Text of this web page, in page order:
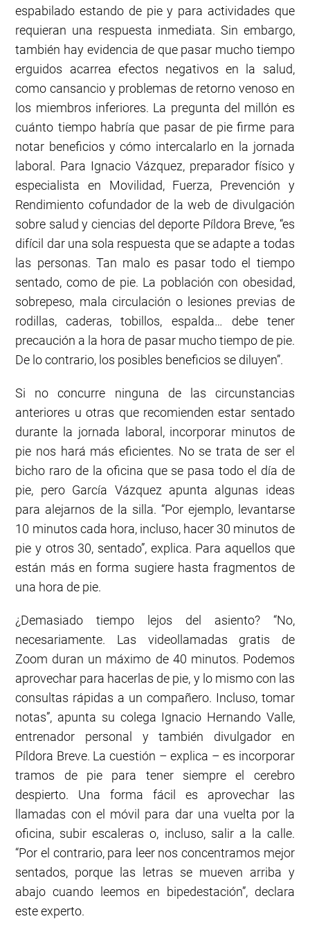
espabilado estando de pie y para actividades que
requieran una respuesta inmediata. Sin embargo,
también hay evidencia de que pasar mucho tiempo
erguidos acarrea efectos negativos en la salud,
como cansancio y problemas de retorno venoso en
los miembros inferiores. La pregunta del millón es
cuánto tiempo habría que pasar de pie firme para
notar beneficios y cómo intercalarlo en la jornada
laboral. Para Ignacio Vázquez, preparador físico y
especialista en Movilidad, Fuerza, Prevención y
Rendimiento cofundador de la web de divulgación
sobre salud y ciencias del deporte Píldora Breve, “es
difícil dar una sola respuesta que se adapte a todas
las personas. Tan malo es pasar todo el tiempo
sentado, como de pie. La población con obesidad,
sobrepeso, mala circulación o lesiones previas de
rodillas, caderas, tobillos, espalda… debe tener
precaución a la hora de pasar mucho tiempo de pie.
De lo contrario, los posibles beneficios se diluyen”.
Si no concurre ninguna de las circunstancias
anteriores u otras que recomienden estar sentado
durante la jornada laboral, incorporar minutos de
pie nos hará más eficientes. No se trata de ser el
bicho raro de la oficina que se pasa todo el día de
pie, pero García Vázquez apunta algunas ideas
para alejarnos de la silla. “Por ejemplo, levantarse
10 minutos cada hora, incluso, hacer 30 minutos de
pie y otros 30, sentado”, explica. Para aquellos que
están más en forma sugiere hasta fragmentos de
una hora de pie.
¿Demasiado tiempo lejos del asiento? “No,
necesariamente. Las videollamadas gratis de
Zoom duran un máximo de 40 minutos. Podemos
aprovechar para hacerlas de pie, y lo mismo con las
consultas rápidas a un compañero. Incluso, tomar
notas”, apunta su colega Ignacio Hernando Valle,
entrenador personal y también divulgador en
Píldora Breve. La cuestión – explica – es incorporar
tramos de pie para tener siempre el cerebro
despierto. Una forma fácil es aprovechar las
llamadas con el móvil para dar una vuelta por la
oficina, subir escaleras o, incluso, salir a la calle.
“Por el contrario, para leer nos concentramos mejor
sentados, porque las letras se mueven arriba y
abajo cuando leemos en bipedestación”, declara
este experto.